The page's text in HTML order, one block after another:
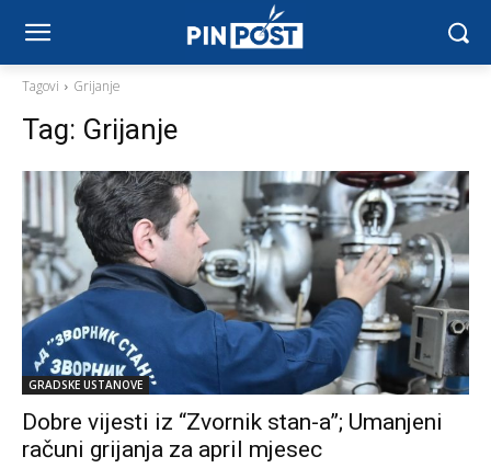
Tagovi Grijanje
Tag: Grijanje
GRADSKE USTANOVE
Dobre vijesti iz “Zvornik stan-a”; Umanjeni
računi grijanja za april mjesec